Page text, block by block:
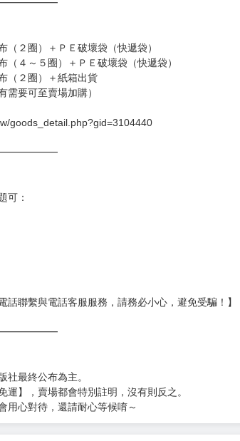
９：００
服會不定時回覆）
不含假日＆國定假日）
週五出貨
週四出貨
２圈）＋ＰＥ破壞袋（快遞袋）
４～５圈）＋ＰＥ破壞袋（快遞袋）
２圈）＋紙箱出貨
要可至賣場加購）
goods_detail.php?gid=3104440